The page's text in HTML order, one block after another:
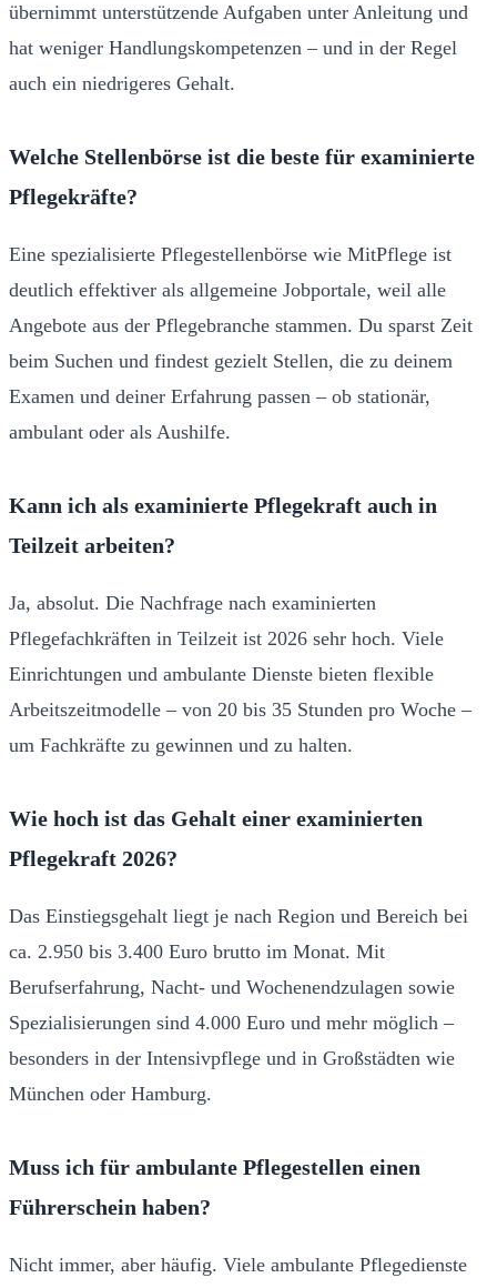
übernimmt unterstützende Aufgaben unter Anleitung und
hat weniger Handlungskompetenzen – und in der Regel
auch ein niedrigeres Gehalt.
Welche Stellenbörse ist die beste für examinierte
Pflegekräfte?
Eine spezialisierte Pflegestellenbörse wie MitPflege ist
deutlich effektiver als allgemeine Jobportale, weil alle
Angebote aus der Pflegebranche stammen. Du sparst Zeit
beim Suchen und findest gezielt Stellen, die zu deinem
Examen und deiner Erfahrung passen – ob stationär,
ambulant oder als Aushilfe.
Kann ich als examinierte Pflegekraft auch in
Teilzeit arbeiten?
Ja, absolut. Die Nachfrage nach examinierten
Pflegefachkräften in Teilzeit ist 2026 sehr hoch. Viele
Einrichtungen und ambulante Dienste bieten flexible
Arbeitszeitmodelle – von 20 bis 35 Stunden pro Woche –
um Fachkräfte zu gewinnen und zu halten.
Wie hoch ist das Gehalt einer examinierten
Pflegekraft 2026?
Das Einstiegsgehalt liegt je nach Region und Bereich bei
ca. 2.950 bis 3.400 Euro brutto im Monat. Mit
Berufserfahrung, Nacht- und Wochenendzulagen sowie
Spezialisierungen sind 4.000 Euro und mehr möglich –
besonders in der Intensivpflege und in Großstädten wie
München oder Hamburg.
Muss ich für ambulante Pflegestellen einen
Führerschein haben?
Nicht immer, aber häufig. Viele ambulante Pflegedienste